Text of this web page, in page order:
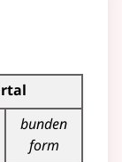
bunden
form